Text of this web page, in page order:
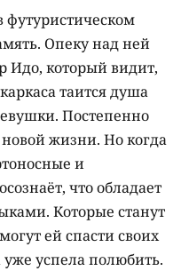
футуристическом
Опеку над ней
Идо, который видит,
таится душа
Постепенно
новой жизни. Но когда
и
что обладает
Которые станут
ей спасти своих
успела полюбить.